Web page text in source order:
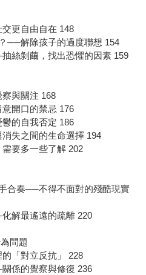
更自由自在 148
──解除孩子的過度聯想 154
絲剝繭，找出恐懼的因素 159
與關注 168
開口的禁忌 176
的自我否定 186
失之間的生命選擇 194
要多一些了解 202
合奏──不得不面對的殘酷現實
解最遙遠的疏離 220
問題
「對立反抗」 228
係的覺察與修復 236